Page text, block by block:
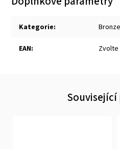
Kategorie:
EAN: Zvolte